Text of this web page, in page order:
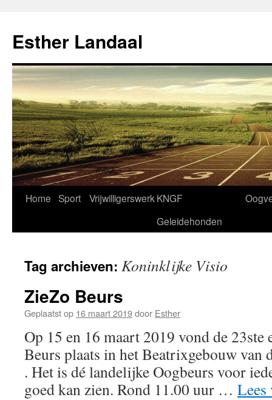
de
inhoud
Esther Landaal
Home Sport Vrijwilligerswerk KNGF
Geleidehonden
Tag archieven: Koninklijke Visio
ZieZo Beurs
Geplaatst op 16 maart 2019door Esther
Op 15 en 16 maart 2019 vond de
Beurs plaats in het Beatrixgebouw van
. Het is dé landelijke Oogbeurs voor
goed kan zien. Rond 11.00 uur …